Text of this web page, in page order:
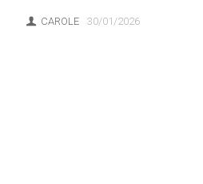
CAROLE 30/01/2026